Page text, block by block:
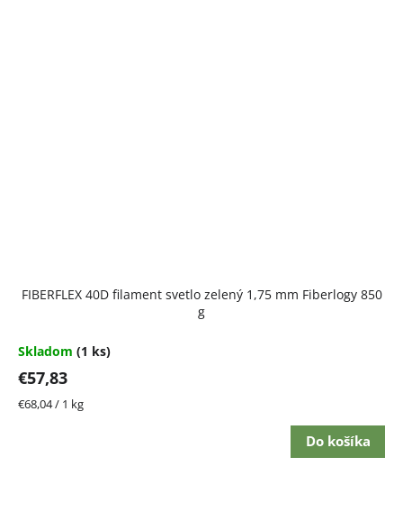
FIBERFLEX 40D filament svetlo zelený 1,75 mm Fiberlogy 850
g
Skladom (1 ks)
€57,83
Jednotková
€68,04 / 1 kg
Do košíka